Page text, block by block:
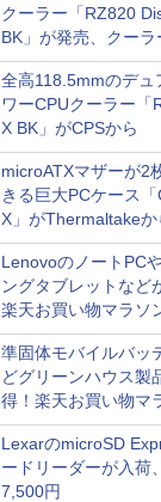
クーラー「RZ820
BK」が発売、クーラ
プに5インチ液晶搭載
全高118.5mmのデュ
ワーCPUクーラー「
X BK」がCPSから
microATXマザーが2
きる巨大PCケース
X」がThermaltakeか
ラーは2色
LenovoのノートPC
ングタブレットなど
楽天お買い物マラソ
準固体モバイルバッ
どグリーンハウス製
得！楽天お買い物マ
LexarのmicroSD
ードリーダーが入荷
7,500円